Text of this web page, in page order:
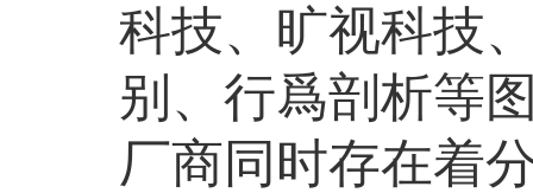
科技、旷视科技
别、行爲剖析等
厂商同时存在着